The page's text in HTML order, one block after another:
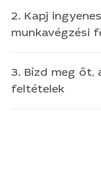
2. Kapj
munkavégzési
3. Bízd meg őt,
feltételek